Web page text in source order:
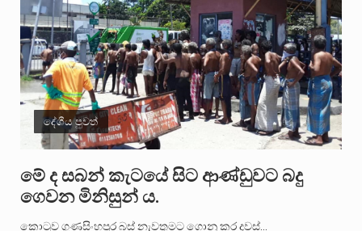
දේශීය පුවත්
මේ ද සබන් කැටයේ සිට ආණ්ඩුවට බදු
ගෙවන මිනිසුන් ය.
කොටුව ගුණසිංහපුර බස් නැවතුමට ගොනු කර දවස්…